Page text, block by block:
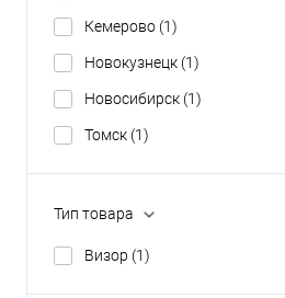
Кемерово (1)
Новокузнецк (1)
Новосибирск (1)
Томск (1)
Тип товара
Визор (1)